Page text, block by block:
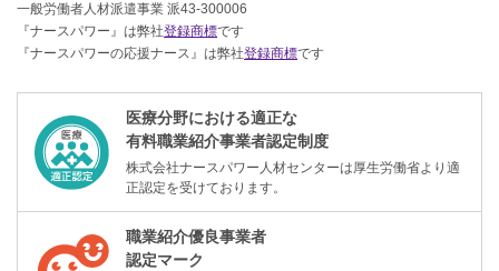
一般労働者人材派遣事業 派43-300006
『ナースパワー』は弊社登録商標です
『ナースパワーの応援ナース』は弊社登録商標です
医療分野における適正な
有料職業紹介事業者認定制度
株式会社ナースパワー人材センターは厚生労働省より適
正認定を受けております。
職業紹介優良事業者
認定マーク